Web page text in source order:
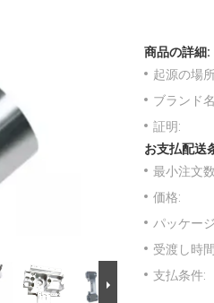
商品の詳細:
起源の場
ブランド
証明:
お支払配送
最小注文
価格:
パッケー
受渡し時
支払条件: